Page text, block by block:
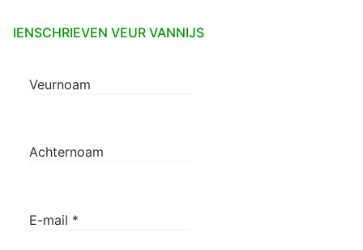
IENSCHRIEVEN VEUR VANNIJS
Veurnoam
Achternoam
E-mail *